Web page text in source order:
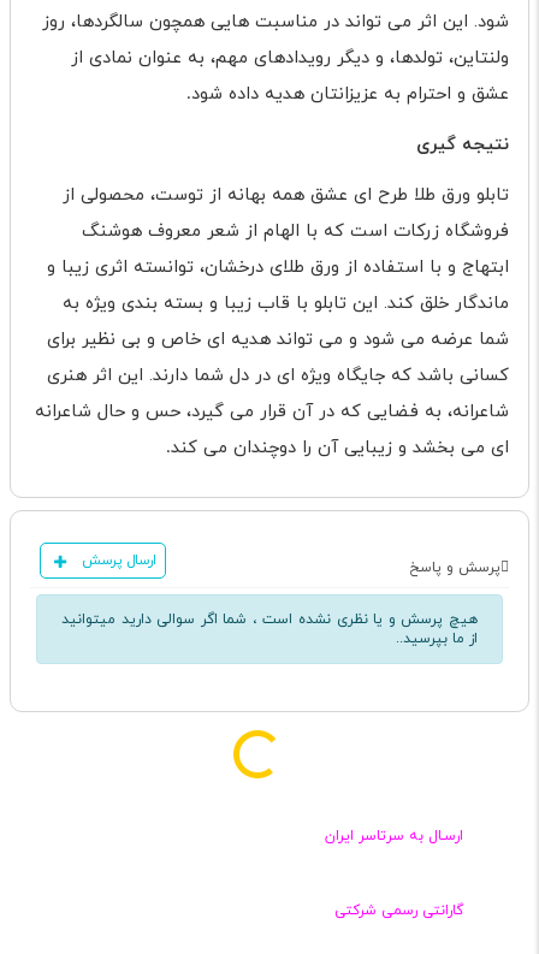
شود. این اثر می تواند در مناسبت هایی همچون سالگردها، روز
ولنتاین، تولدها، و دیگر رویدادهای مهم، به عنوان نمادی از
عشق و احترام به عزیزانتان هدیه داده شود.
نتیجه گیری
تابلو ورق طلا طرح ای عشق همه بهانه از توست، محصولی از
فروشگاه زرکات است که با الهام از شعر معروف هوشنگ
ابتهاج و با استفاده از ورق طلای درخشان، توانسته اثری زیبا و
ماندگار خلق کند. این تابلو با قاب زیبا و بسته بندی ویژه به
شما عرضه می شود و می تواند هدیه ای خاص و بی نظیر برای
کسانی باشد که جایگاه ویژه ای در دل شما دارند. این اثر هنری
شاعرانه، به فضایی که در آن قرار می گیرد، حس و حال شاعرانه
ای می بخشد و زیبایی آن را دوچندان می کند.
پرسش و پاسخ ارسال پرسش
هیچ پرسش و یا نظری نشده است ، شما اگر سوالی دارید میتوانید
از ما بپرسید..
ارسـال به سرتاسر ایران
گارانتی رسمی شرکتی